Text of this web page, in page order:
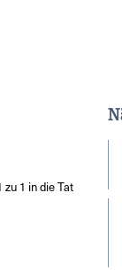
1 in die Tat